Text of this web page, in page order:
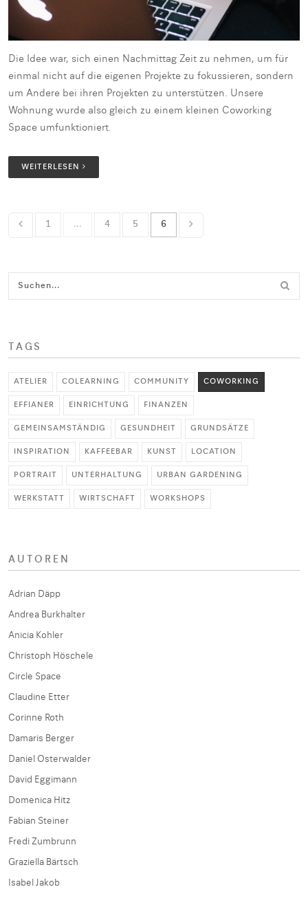
Die Idee war, sich einen Nachmittag Zeit zu nehmen, um für
einmal nicht auf die eigenen Projekte zu fokussieren, sondern
um Andere bei ihren Projekten zu unterstützen. Unsere
Wohnung wurde also gleich zu einem kleinen Coworking
Space umfunktioniert.
WEITERLESEN
1 ... 4 5 6
TAGS
ATELIER COLEARNING COMMUNITY COWORKING
EFFIANER EINRICHTUNG FINANZEN
GEMEINSAMSTÄNDIG GESUNDHEIT GRUNDSÄTZE
INSPIRATION KAFFEEBAR KUNST LOCATION
PORTRAIT UNTERHALTUNG URBAN GARDENING
WERKSTATT WIRTSCHAFT WORKSHOPS
AUTOREN
Adrian Däpp
Andrea Burkhalter
Anicia Kohler
Christoph Höschele
Circle Space
Claudine Etter
Corinne Roth
Damaris Berger
Daniel Osterwalder
David Eggimann
Domenica Hitz
Fabian Steiner
Fredi Zumbrunn
Graziella Bärtsch
Isabel Jakob